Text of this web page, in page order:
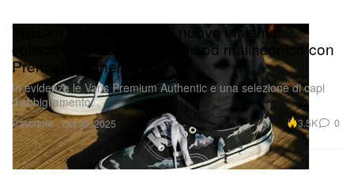
Calzature
collezione autunnale dal mood malinconico con
In evidenza le Vans Premium Authentic e una selezione di capi
d’abbigliamento.
Oct 30, 2025 3.5K